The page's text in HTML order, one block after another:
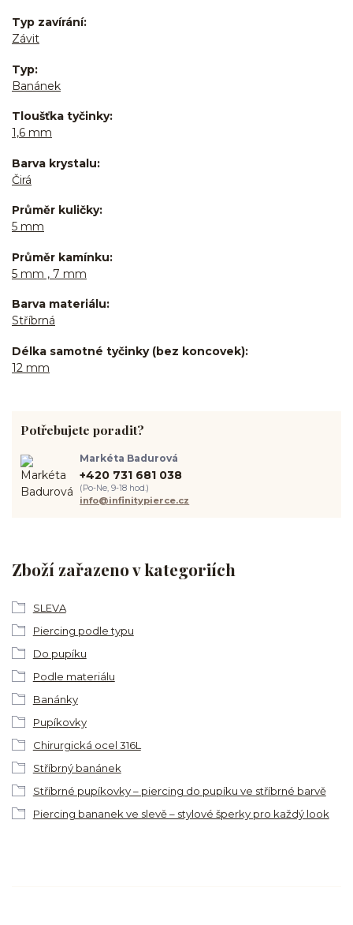
Typ zavírání
Závit
Typ
Banánek
Tloušťka tyčinky
1,6 mm
Barva krystalu
Čirá
Průměr kuličky
5 mm
Průměr kamínku
5 mm , 7 mm
Barva materiálu
Stříbrná
Délka samotné tyčinky (bez koncovek)
12 mm
Zboží zařazeno v kategoriích
SLEVA
Piercing podle typu
Do pupíku
Podle materiálu
Banánky
Pupíkovky
Chirurgická ocel 316L
Stříbrný banánek
Stříbrné pupíkovky – piercing do pupíku ve stříbrné barvě
Piercing bananek ve slevě – stylové šperky pro každý look
Potřebujete poradit?
Markéta Badurová
+420 731 681 038
(Po-Ne, 9-18 hod.)
info@infinitypierce.cz